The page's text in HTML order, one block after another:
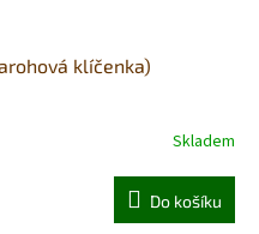
klíčenka)
Skladem
Do košíku